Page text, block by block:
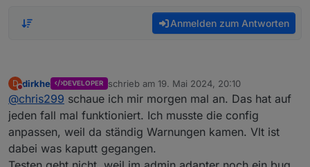
Anmelden zum Antworten
D
Nicht stören
dirkhe DEVELOPER schrieb am 19. Mai 2024, 20:10
zuletzt editiert von
@chris299 schaue ich mir morgen mal an. Das hat auf
jeden fall mal funktioniert. Ich musste die config
anpassen, weil da ständig Warnungen kamen. Vlt ist
dabei was kaputt gegangen.